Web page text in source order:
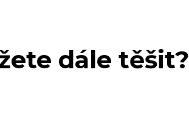
dále těšit?